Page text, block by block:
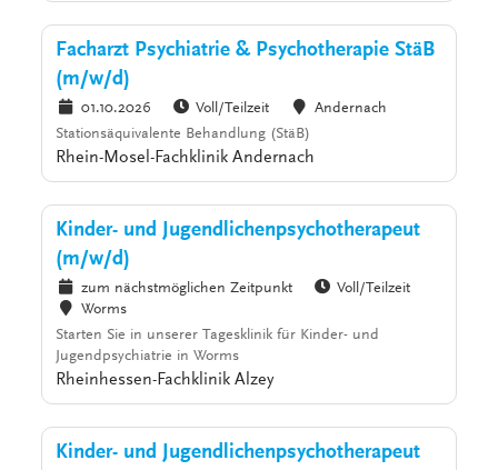
Facharzt Psychiatrie & Psychotherapie StäB
(m/w/d)
01.10.2026 Voll/Teilzeit
Andernach
Stationsäquivalente Behandlung (StäB)
Rhein-Mosel-Fachklinik Andernach
Kinder- und Jugendlichenpsychotherapeut
(m/w/d)
zum nächstmöglichen Zeitpunkt
Voll/Teilzeit
Worms
Starten Sie in unserer Tagesklinik für Kinder- und
Jugendpsychiatrie in Worms
Rheinhessen-Fachklinik Alzey
Kinder- und Jugendlichenpsychotherapeut